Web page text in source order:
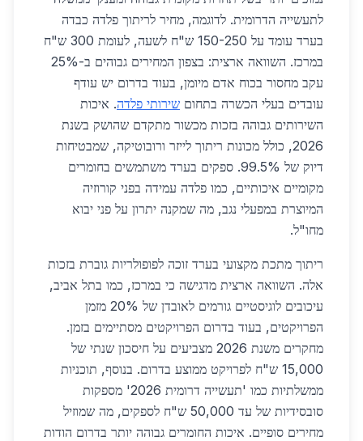
לתעשייה הדרומית. לדוגמה, מחיר לריתוך פלדה כבדה
בערד עומד על 150-250 ש"ח לשעה, לעומת 300 ש"ח
במרכז. השוואה ארצית: בצפון המחירים גבוהים ב-25%
עקב מחסור בכוח אדם מיומן, בעוד בדרום יש עודף
עובדים בעלי הכשרה בתחום שירותי פלדה. איכות
השירותים גבוהה בזכות מכשור מתקדם שהושק בשנת
2026, כולל מכונות ריתוך לייזר ורובוטיקה, שמבטיחות
דיוק של 99.5%. ספקים בערד משתמשים בחומרים
מקומיים איכותיים, כמו פלדה עמידה בפני קורוזיה
המיוצרת במפעלי נגב, מה שמקנה יתרון על פני יבוא
מחו"ל.
ריתוך מתכת מקצועי בערד זוכה לפופולריות גוברת בזכות
אלה. השוואה ארצית מדגישה כי במרכז, כמו בתל אביב,
עיכובים לוגיסטיים גורמים לאובדן של 20% מזמן
הפרויקטים, בעוד בדרום הפרויקטים מסתיימים בזמן.
מחקרים משנת 2026 מצביעים על חיסכון שנתי של
15,000 ש"ח לפרויקט ממוצע בדרום. בנוסף, תוכניות
ממשלתיות כמו 'תעשייה דרומית 2026' מספקות
סובסידיות של עד 50,000 ש"ח לספקים, מה שמוזיל
מחירים סופיים. איכות החומרים גבוהה יותר בדרום הודות